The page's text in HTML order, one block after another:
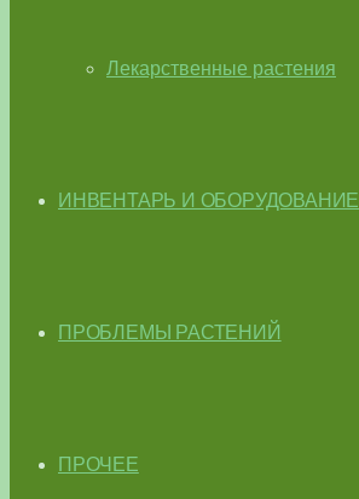
Лекарственные растения
ИНВЕНТАРЬ И ОБОРУДОВАНИЕ
ПРОБЛЕМЫ РАСТЕНИЙ
ПРОЧЕЕ